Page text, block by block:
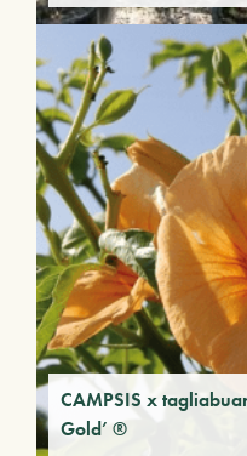
CAMPSIS x
Gold’ ®